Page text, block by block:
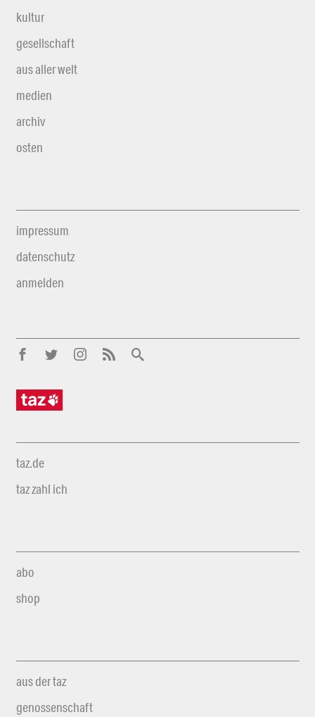
kultur
gesellschaft
aus aller welt
medien
archiv
osten
impressum
datenschutz
anmelden
taz.de
taz zahl ich
abo
shop
aus der taz
genossenschaft